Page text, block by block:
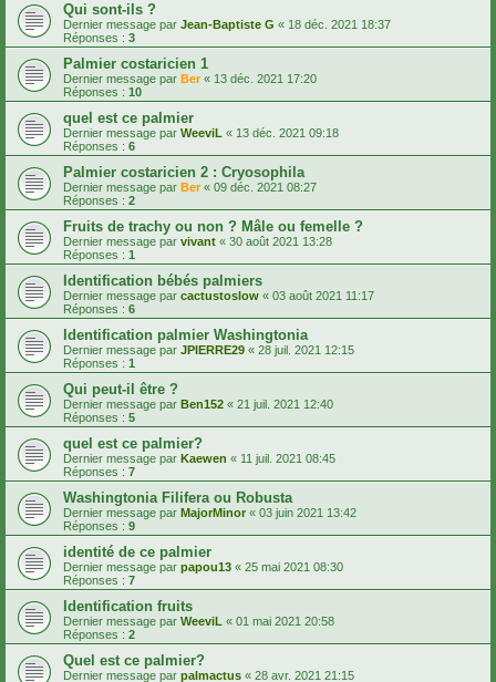
Qui sont-ils ?
Dernier message par Jean-Baptiste G « 18 déc. 2021 18:37
Réponses : 3
Palmier costaricien 1
Dernier message par Ber « 13 déc. 2021 17:20
Réponses : 10
quel est ce palmier
Dernier message par WeeviL « 13 déc. 2021 09:18
Réponses : 6
Palmier costaricien 2 : Cryosophila
Dernier message par Ber « 09 déc. 2021 08:27
Réponses : 2
Fruits de trachy ou non ? Mâle ou femelle ?
Dernier message par vivant « 30 août 2021 13:28
Réponses : 1
Identification bébés palmiers
Dernier message par cactustoslow « 03 août 2021 11:17
Réponses : 6
Identification palmier Washingtonia
Dernier message par JPIERRE29 « 28 juil. 2021 12:15
Réponses : 1
Qui peut-il être ?
Dernier message par Ben152 « 21 juil. 2021 12:40
Réponses : 5
quel est ce palmier?
Dernier message par Kaewen « 11 juil. 2021 08:45
Réponses : 7
Washingtonia Filifera ou Robusta
Dernier message par MajorMinor « 03 juin 2021 13:42
Réponses : 9
identité de ce palmier
Dernier message par papou13 « 25 mai 2021 08:30
Réponses : 7
Identification fruits
Dernier message par WeeviL « 01 mai 2021 20:58
Réponses : 2
Quel est ce palmier?
Dernier message par palmactus « 28 avr. 2021 21:15